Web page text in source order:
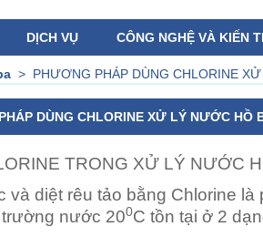
DỊCH VỤ CÔNG NGHỆ VÀ KIẾN
> PHƯƠNG PHÁP DÙNG CHLORINE
DÙNG CHLORINE XỬ LÝ NƯỚC HỒ
TRONG XỬ LÝ NƯỚC
và diệt rêu tảo bằng Chlorine
trường nước 200C tồn tại ở 2